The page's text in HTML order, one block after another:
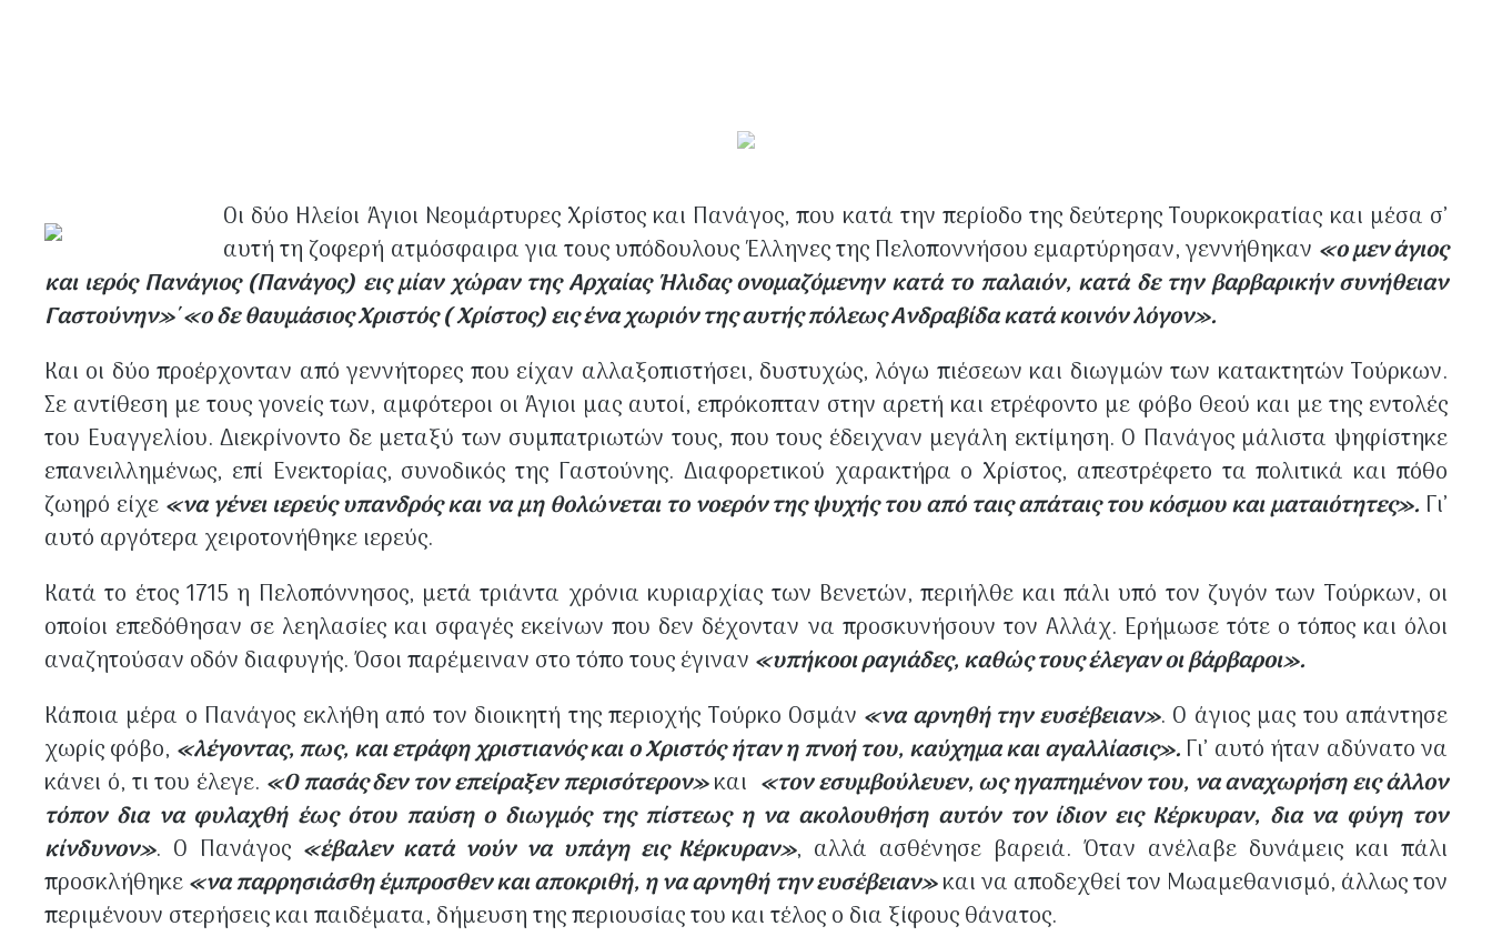
Οι δύο Ηλείοι Άγιοι Νεομάρτυρες Χρίστος και Πανάγος, που κατά την περίοδο της δεύτερης Τουρκοκρατίας και μέσα σ’
αυτή τη ζοφερή ατμόσφαιρα για τους υπόδουλους Έλληνες της Πελοποννήσου εμαρτύρησαν, γεννήθηκαν «ο μεν άγιος
και ιερός Πανάγιος (Πανάγος) εις μίαν χώραν της Αρχαίας Ήλιδας ονομαζόμενην κατά το παλαιόν, κατά δε την βαρβαρικήν συνήθειαν
Γαστούνην»΄ «ο δε θαυμάσιος Χριστός ( Χρίστος) εις ένα χωριόν της αυτής πόλεως Ανδραβίδα κατά κοινόν λόγον».
Και οι δύο προέρχονταν από γεννήτορες που είχαν αλλαξοπιστήσει, δυστυχώς, λόγω πιέσεων και διωγμών των κατακτητών Τούρκων.
Σε αντίθεση με τους γονείς των, αμφότεροι οι Άγιοι μας αυτοί, επρόκοπταν στην αρετή και ετρέφοντο με φόβο Θεού και με της εντολές
του Ευαγγελίου. Διεκρίνοντο δε μεταξύ των συμπατριωτών τους, που τους έδειχναν μεγάλη εκτίμηση. Ο Πανάγος μάλιστα ψηφίστηκε
επανειλλημένως, επί Ενεκτορίας, συνοδικός της Γαστούνης. Διαφορετικού χαρακτήρα ο Χρίστος, απεστρέφετο τα πολιτικά και πόθο
ζωηρό είχε «να γένει ιερεύς υπανδρός και να μη θολώνεται το νοερόν της ψυχής του από ταις απάταις του κόσμου και ματαιότητες». Γι’
αυτό αργότερα χειροτονήθηκε ιερεύς.
Κατά το έτος 1715 η Πελοπόννησος, μετά τριάντα χρόνια κυριαρχίας των Βενετών, περιήλθε και πάλι υπό τον ζυγόν των Τούρκων, οι
οποίοι επεδόθησαν σε λεηλασίες και σφαγές εκείνων που δεν δέχονταν να προσκυνήσουν τον Αλλάχ. Ερήμωσε τότε ο τόπος και όλοι
αναζητούσαν οδόν διαφυγής. Όσοι παρέμειναν στο τόπο τους έγιναν «υπήκοοι ραγιάδες, καθώς τους έλεγαν οι βάρβαροι».
Κάποια μέρα ο Πανάγος εκλήθη από τον διοικητή της περιοχής Τούρκο Οσμάν «να αρνηθή την ευσέβειαν». Ο άγιος μας του απάντησε
χωρίς φόβο, «λέγοντας, πως, και ετράφη χριστιανός και ο Χριστός ήταν η πνοή του, καύχημα και αγαλλίασις».Γι’ αυτό ήταν αδύνατο να
κάνει ό, τι του έλεγε. «Ο πασάς δεν τον επείραξεν περισότερον»και «τον εσυμβούλευεν, ως ηγαπημένον του, να αναχωρήση εις άλλον
τόπον δια να φυλαχθή έως ότου παύση ο διωγμός της πίστεως η να ακολουθήση αυτόν τον ίδιον εις Κέρκυραν, δια να φύγη τον
κίνδυνον». Ο Πανάγος «έβαλεν κατά νούν να υπάγη εις Κέρκυραν», αλλά ασθένησε βαρειά. Όταν ανέλαβε δυνάμεις και πάλι
προσκλήθηκε«να παρρησιάσθη έμπροσθεν και αποκριθή, η να αρνηθή την ευσέβειαν»και να αποδεχθεί τον Μωαμεθανισμό, άλλως τον
περιμένουν στερήσεις και παιδέματα, δήμευση της περιουσίας του και τέλος ο δια ξίφους θάνατος.